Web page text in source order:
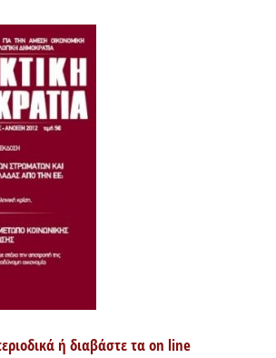
ή διαβάστε τα on line